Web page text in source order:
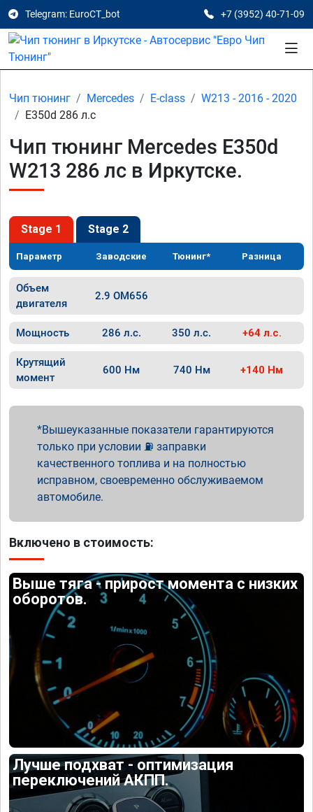
Telegram: EuroCT_bot +7 (3952) 40-71-09
Чип тюнинг Mercedes E-class
W213 - 2016 - 2020
E350d 286 л.с
Чип тюнинг Mercedes E350d
W213 286 лс в Иркутске.
Stage 1 Stage 2
Параметр Заводские Тюнинг* Разница
Объем
двигателя
2.9 OM656
Мощность 286 л.с. 350 л.с. +64 л.с.
Крутящий
момент
600 Нм 740 Нм +140 Нм
Вышеуказанные показатели гарантируются
только при условии ⛽ заправки
качественного топлива и на полностью
исправном, своевременно обслуживаемом
автомобиле.
Включено в стоимость:
Выше тяга - прирост момента с низких
оборотов.
Лучше подхват - оптимизация
переключений АКПП.